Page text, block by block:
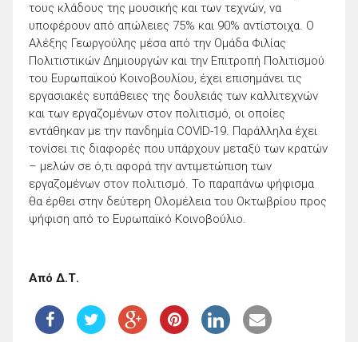
τους κλάδους της μουσικής και των τεχνών, να
υποφέρουν από απώλειες 75% και 90% αντίστοιχα. Ο
Αλέξης Γεωργούλης μέσα από την Ομάδα Φιλίας
Πολιτιστικών Δημιουργών και την Επιτροπή Πολιτισμού
του Ευρωπαϊκού Κοινοβουλίου, έχει επισημάνει τις
εργασιακές ευπάθειες της δουλειάς των καλλιτεχνών
και των εργαζομένων στον πολιτισμό, οι οποίες
εντάθηκαν με την πανδημία COVID-19. Παράλληλα έχει
τονίσει τις διαφορές που υπάρχουν μεταξύ των κρατών
– μελών σε ό,τι αφορά την αντιμετώπιση των
εργαζομένων στον πολιτισμό. To παραπάνω ψήφισμα
θα έρθει στην δεύτερη Ολομέλεια του Οκτωβρίου προς
ψήφιση από το Ευρωπαϊκό Κοινοβούλιο.
Από Δ.Τ.